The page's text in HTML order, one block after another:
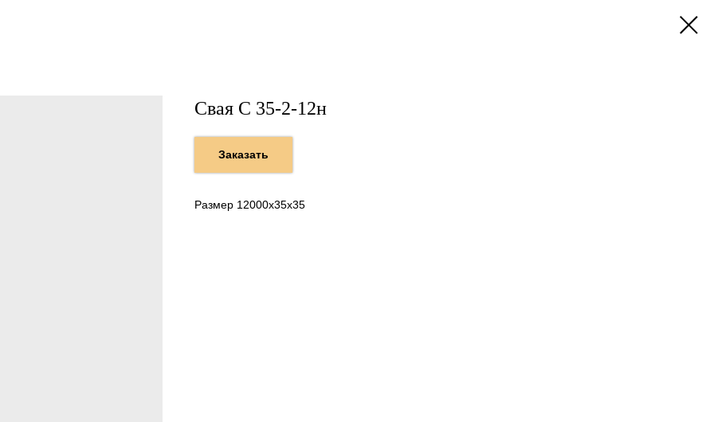
Свая С 35-2-12н
Заказать
Размер 12000х35х35